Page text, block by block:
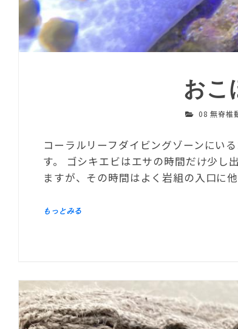
おこ
08 無脊椎
コーラルリーフダイビングゾーンにい
す。 ゴシキエビはエサの時間だけ少し
ますが、その時間はよく岩組の入口に